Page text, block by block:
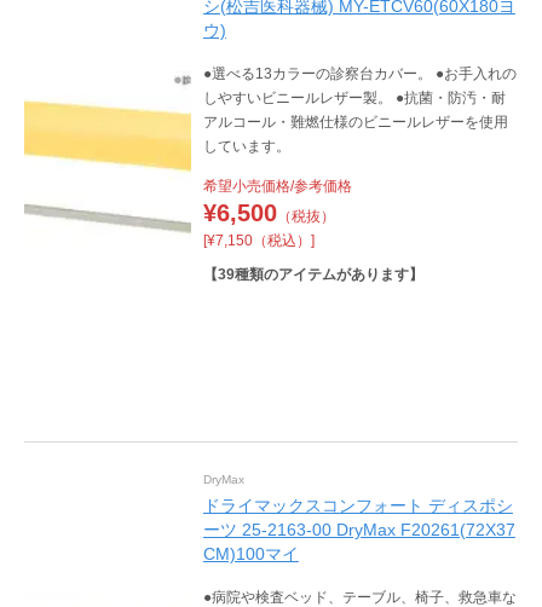
シ(松吉医科器械) MY-ETCV60(60X180ヨ
ウ)
●選べる13カラーの診察台カバー。 ●お手入れの
しやすいビニールレザー製。 ●抗菌・防汚・耐
アルコール・難燃仕様のビニールレザーを使用
しています。
希望小売価格/参考価格
¥6,500（税抜）
[¥7,150（税込）]
【39種類のアイテムがあります】
DryMax
ドライマックスコンフォート ディスポシ
ーツ 25-2163-00 DryMax F20261(72X37
CM)100マイ
●病院や検査ベッド、テーブル、椅子、救急車な